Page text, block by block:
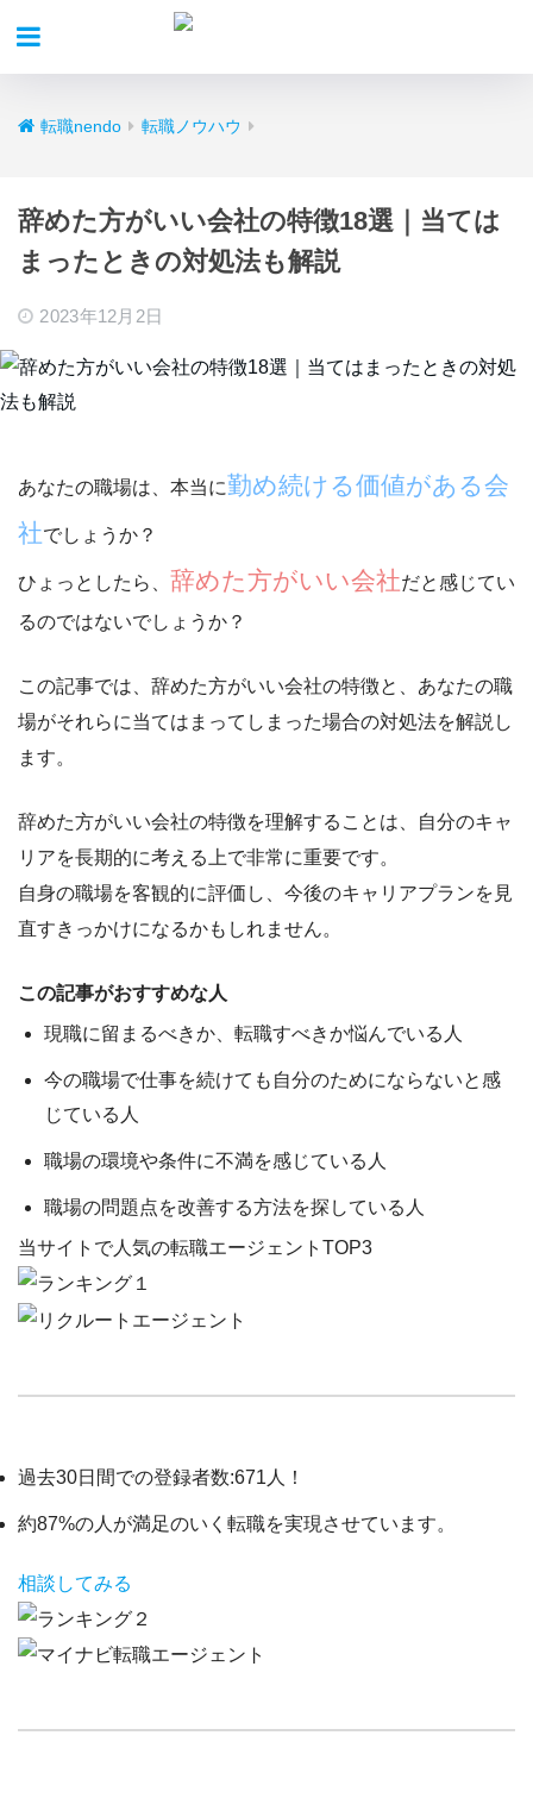
転職nendo 転職ノウハウ
辞めた方がいい会社の特徴18選｜当ては
まったときの対処法も解説
2023年12月2日
あなたの職場は、本当に勤め続ける価値がある会
社でしょうか？
ひょっとしたら、 辞めた方がいい会社だと感じてい
るのではないでしょうか？
この記事では、 辞めた方がいい会社の特徴と、 あなたの職
場がそれらに当てはまってしまった場合の対処法を解説し
ます。
辞めた方がいい会社の特徴を理解することは、自分のキャ
リアを長期的に考える上で非常に重要です。
自身の職場を客観的に評価し、今後のキャリアプランを見
直すきっかけになるかもしれません。
この記事がおすすめな人
現職に留まるべきか、転職すべきか悩んでいる人
今の職場で仕事を続けても自分のためにならないと感
じている人
職場の環境や条件に不満を感じている人
職場の問題点を改善する方法を探している人
当サイトで人気の転職エージェントTOP3
過去30日間での登録者数:671人 ！
約87%の人が満足のいく転職を実現させています。
相談してみる